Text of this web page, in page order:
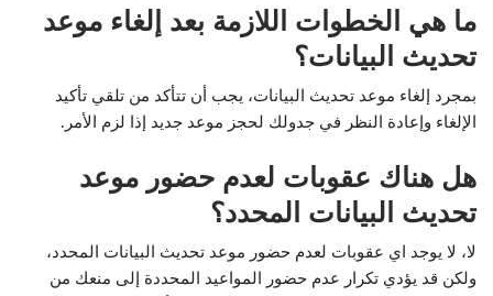
ما هي الخطوات اللازمة بعد إلغاء موعد
تحديث البيانات؟
بمجرد إلغاء موعد تحديث البيانات، يجب أن تتأكد من تلقي تأكيد
الإلغاء وإعادة النظر في جدولك لحجز موعد جديد إذا لزم الأمر.
هل هناك عقوبات لعدم حضور موعد
تحديث البيانات المحدد؟
لا، لا يوجد اي عقوبات لعدم حضور موعد تحديث البيانات المحدد،
ولكن قد يؤدي تكرار عدم حضور المواعيد المحددة إلى منعك من